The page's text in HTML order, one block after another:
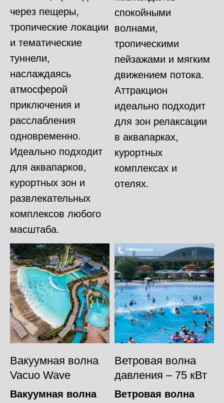
через пещеры,
тропические локации
и тематические
туннели,
наслаждаясь
атмосферой
приключения и
расслабления
одновременно.
Идеально подходит
для аквапарков,
курортных зон и
развлекательных
комплексов любого
масштаба.
спокойными
волнами,
тропическими
пейзажами и мягким
движением потока.
Аттракцион
идеально подходит
для зон релаксации
в аквапарках,
курортных
комплексах и
отелях.
Вакуумная волна
Vacuo Wave
Вакуумная волна
Ветровая волна
давления – 75 кВт
Ветровая волна